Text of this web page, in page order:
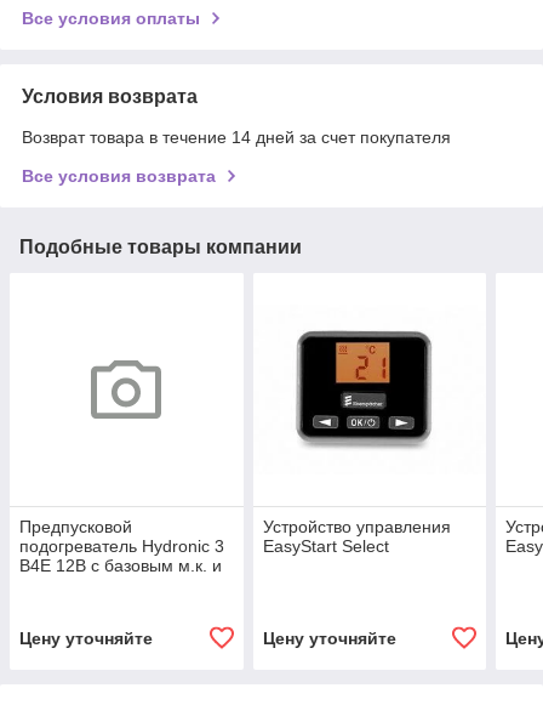
Все условия оплаты
Условия возврата
Возврат товара в течение 14 дней за счет покупателя
Все условия возврата
Подобные товары компании
Предпусковой
подогреватель Hydronic 3
B4E 12В с базовым м.к. и
Цену уточняйте
Устройство управления
EasyStart Select
Цену уточняйте